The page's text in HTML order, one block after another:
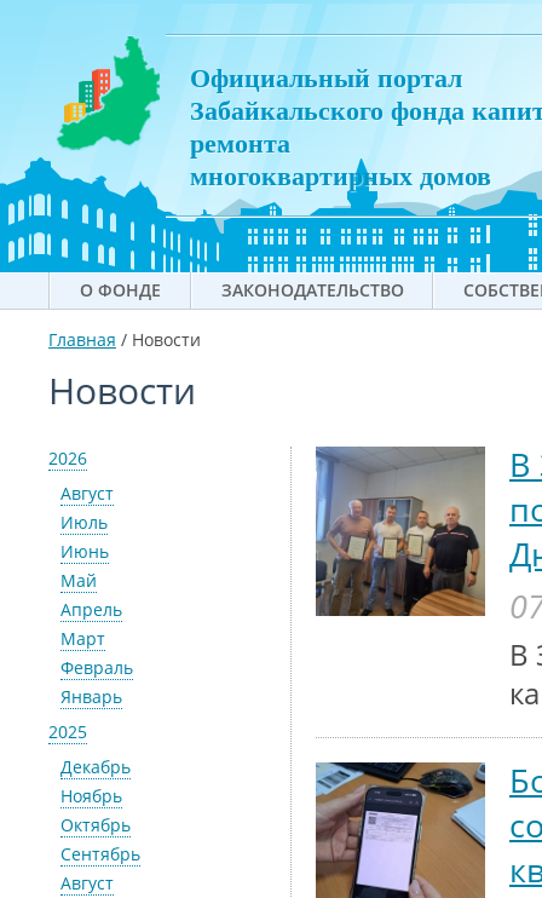
Официальный портал
Забайкальского фонда
ремонта
многоквартирных домов
О ФОНДЕ ЗАКОНОДАТЕЛЬСТВО
Главная / Новости
Новости
2026
Август
Июль
Июнь
Май
Апрель
Март
Февраль
Январь
2025
Декабрь
Ноябрь
Октябрь
Сентябрь
Август
В
В